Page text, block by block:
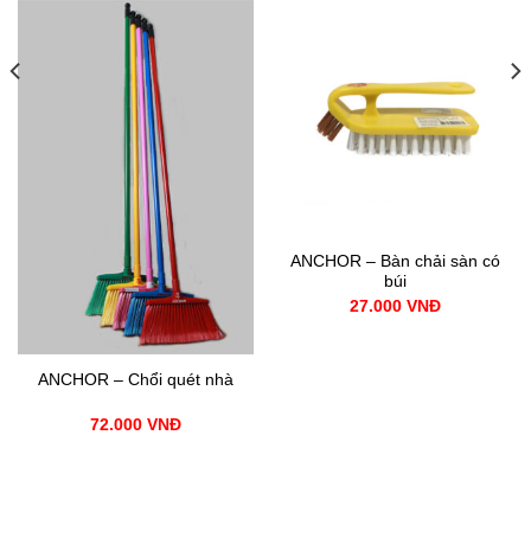
ANCHOR – Chổi quét nhà
72.000 VNĐ
ANCHOR – Bàn chải sàn có
búi
27.000 VNĐ